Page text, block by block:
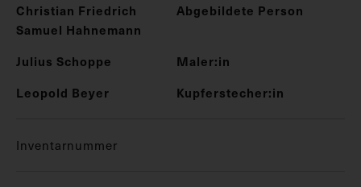
Christian Friedrich
Samuel Hahnemann
Abgebildete Person
Julius Schoppe
Maler:in
Leopold Beyer
Kupferstecher:in
Inventarnummer